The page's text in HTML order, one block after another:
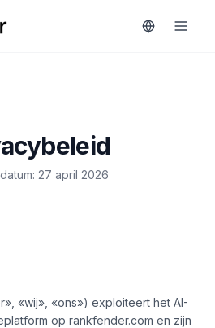
27 april 2026
«wij», «ons») exploiteert het AI-
op rankfender.com en zijn